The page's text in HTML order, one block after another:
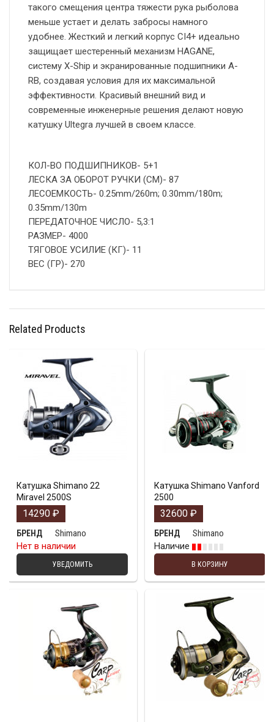
такого смещения центра тяжести рука рыболова
меньше устает и делать забросы намного
удобнее. Жесткий и легкий корпус CI4+ идеально
защищает шестеренный механизм HAGANE,
систему X-Ship и экранированные подшипники A-
RB, создавая условия для их максимальной
эффективности. Красивый внешний вид и
современные инженерные решения делают новую
катушку Ultegra лучшей в своем классе.
КОЛ-ВО ПОДШИПНИКОВ- 5+1
ЛЕСКА ЗА ОБОРОТ РУЧКИ (СМ)- 87
ЛЕСОЕМКОСТЬ- 0.25mm/260m; 0.30mm/180m;
0.35mm/130m
ПЕРЕДАТОЧНОЕ ЧИСЛО- 5,3:1
РАЗМЕР- 4000
ТЯГОВОЕ УСИЛИЕ (КГ)- 11
ВЕС (ГР)- 270
Related Products
Катушка Shimano 22
Miravel 2500S
14290 ₽
БРЕНД
Shimano
Нет в наличии
УВЕДОМИТЬ
Катушка Shimano Vanford
2500
32600 ₽
БРЕНД
Shimano
Наличие
В КОРЗИНУ